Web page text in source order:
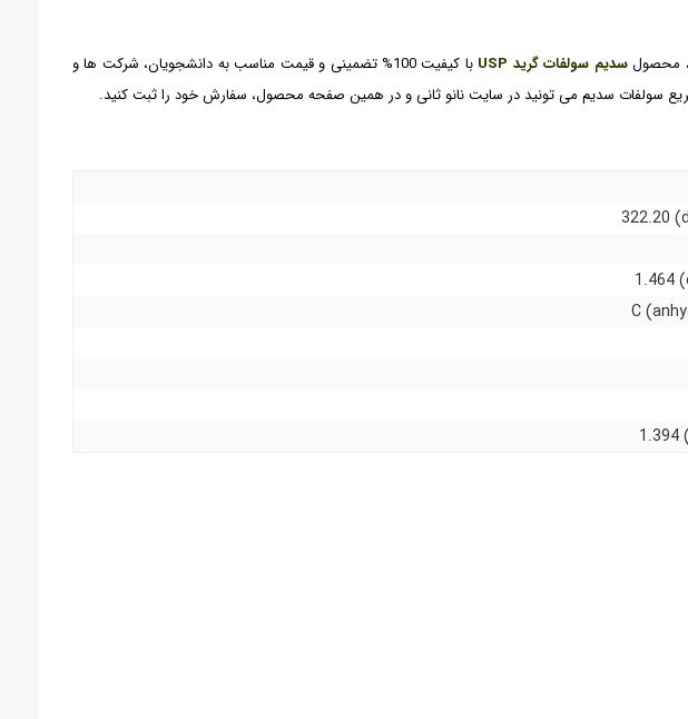
محصولسدیم سولفات گرید USP
با کیفیت 100% تضمینی و قیمت مناسب به دانشجویان، شرکت ها و
سولفات سدیم می تونید در سایت نانو ثانی و در همین صفحه محصول، سفارش خود را ثبت کنید.